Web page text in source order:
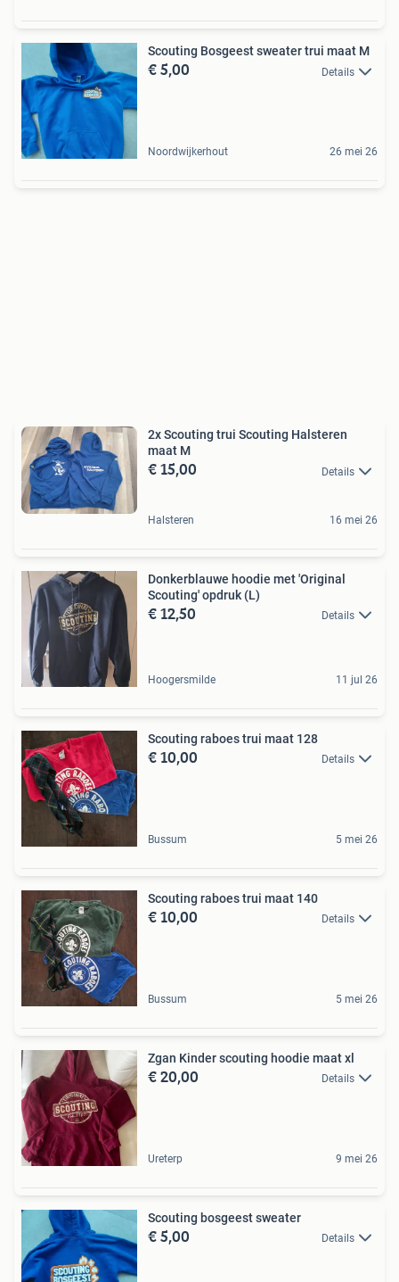
Scouting Bosgeest sweater trui maat M
€ 5,00 Details
Noordwijkerhout 26 mei 26
2x Scouting trui Scouting Halsteren
maat M
€ 15,00 Details
Halsteren 16 mei 26
Donkerblauwe hoodie met 'Original
Scouting' opdruk (L)
€ 12,50 Details
Hoogersmilde 11 jul 26
Scouting raboes trui maat 128
€ 10,00 Details
Bussum 5 mei 26
Scouting raboes trui maat 140
€ 10,00 Details
Bussum 5 mei 26
Zgan Kinder scouting hoodie maat xl
€ 20,00 Details
Ureterp 9 mei 26
Scouting bosgeest sweater
€ 5,00 Details